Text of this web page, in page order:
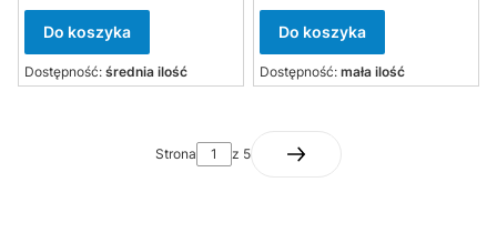
Do koszyka
Dostępność: średnia ilość
Do koszyka
Dostępność: mała ilość
Strona z 5